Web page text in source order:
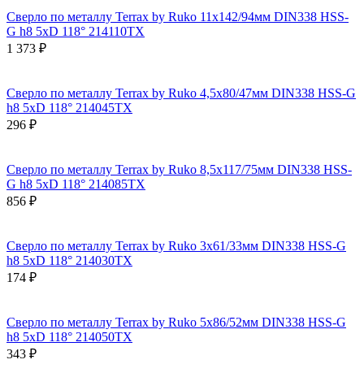
Сверло по металлу Terrax by Ruko 11x142/94мм DIN338 HSS-
G h8 5xD 118° 214110TX
1 373 ₽
Сверло по металлу Terrax by Ruko 4,5x80/47мм DIN338 HSS-G
h8 5xD 118° 214045TX
296 ₽
Сверло по металлу Terrax by Ruko 8,5x117/75мм DIN338 HSS-
G h8 5xD 118° 214085TX
856 ₽
Сверло по металлу Terrax by Ruko 3x61/33мм DIN338 HSS-G
h8 5xD 118° 214030TX
174 ₽
Сверло по металлу Terrax by Ruko 5x86/52мм DIN338 HSS-G
h8 5xD 118° 214050TX
343 ₽